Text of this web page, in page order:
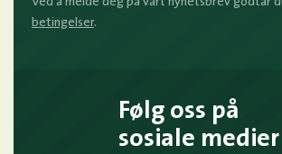
betingelser.
Følg oss på
sosiale